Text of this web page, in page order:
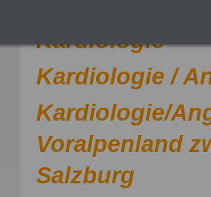
Kardiologie
Kardiologie /
Kardiologie/
Voralpenland
Salzburg